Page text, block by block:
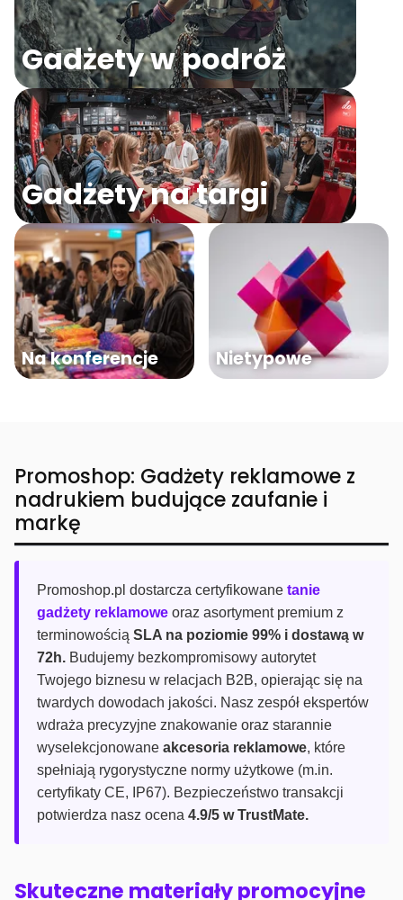
Gadżety w podróż
Gadżety na targi
Na konferencje Nietypowe
Promoshop: Gadżety reklamowe z
nadrukiem budujące zaufanie i
markę
Promoshop.pl dostarcza certyfikowane tanie
gadżety reklamowe oraz asortyment premium z
terminowością SLA na poziomie 99% i dostawą w
72h. Budujemy bezkompromisowy autorytet
Twojego biznesu w relacjach B2B, opierając się na
twardych dowodach jakości. Nasz zespół ekspertów
wdraża precyzyjne znakowanie oraz starannie
wyselekcjonowane akcesoria reklamowe, które
spełniają rygorystyczne normy użytkowe (m.in.
certyfikaty CE, IP67). Bezpieczeństwo transakcji
potwierdza nasz ocena 4.9/5 w TrustMate.
Skuteczne materiały promocyjne